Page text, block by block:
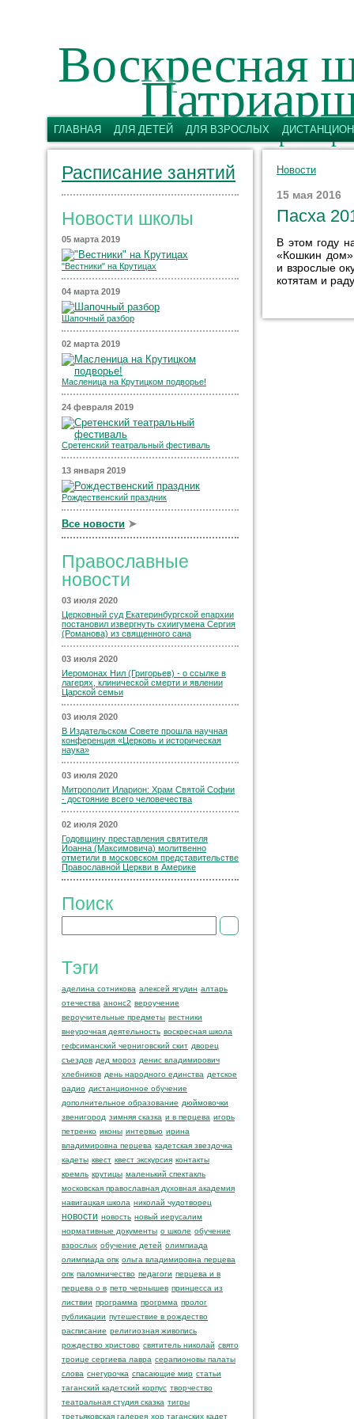
Воскресная
имени святых
ГЛАВНАЯ ДЛЯ ДЕТЕЙ ДЛЯ ВЗРОСЛЫХ
Расписание занятий
Новости школы
05 марта 2019
"Вестники" на Крутицах
04 марта 2019
Шапочный разбор
02 марта 2019
Масленица на Крутицком подворье!
24 февраля 2019
Сретенский театральный фестиваль
13 января 2019
Рождественский праздник
Все новости ➤
Православные
новости
03 июля 2020
Церковный суд Екатеринбургской епархии
постановил извергнуть схиигумена Сергия
(Романова) из священного сана
03 июля 2020
Иеромонах Нил (Григорьев) - о ссылке в
лагерях, клинической смерти и явлении
Царской семьи
03 июля 2020
В Издательском Совете прошла научная
конференция «Церковь и историческая
наука»
03 июля 2020
Митрополит Иларион: Храм Святой Софии
- достояние всего человечества
02 июля 2020
Годовщину преставления святителя
Иоанна (Максимовича) молитвенно
отметили в московском представительстве
Православной Церкви в Америке
Поиск
Тэги
аделина сотникова алексей ягудин алтарь
отечества анонс2 вероучение
вероучительные предметы вестники
внеурочная деятельность воскресная школа
гефсиманский черниговский скит дворец
съездов дед мороз денис владимирович
хлебников день народного единства детское
радио дистанционное обучение
дополнительное образование дюймовочки
звенигород зимняя сказка и в перцева игорь
петренко иконы интервью ирина
владимировна перцева кадетская звездочка
кадеты квест квест экскурсия контакты
кремль крутицы маленький спектакль
московская православная духовная академия
навигацкая школа николай чудотворец
новости новость новый иерусалим
нормативные документы о школе обучение
взрослых обучение детей олимпиада
олимпиада опк ольга владимировна перцева
опк паломничество педагоги перцева и в
перцева о в петр чернышев принцесса из
листвии программа прогрмма пролог
публикации путешествие в рождество
расписание религиозная живопись
рождество христово святитель николай свято
троице сергиева лавра серапионовы палаты
слова снегурочка спасающие мир статьи
таганский кадетский корпус творчество
театральная студия сказка тигры
третьяковская галерея хор таганских кадет
Новости
15 мая 2016
Пасха
В этом году
«Кошкин
и взрослые
котятам и